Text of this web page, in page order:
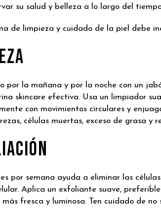
su salud y belleza a lo largo del
de limpieza y cuidado de la piel debe
por la mañana y por la noche con un
skincare efectiva. Usa un limpiador
con movimientos circulares y
células muertas, exceso de grasa y
por semana ayuda a eliminar las
Aplica un exfoliante suave,
fresca y luminosa. Ten cuidado de